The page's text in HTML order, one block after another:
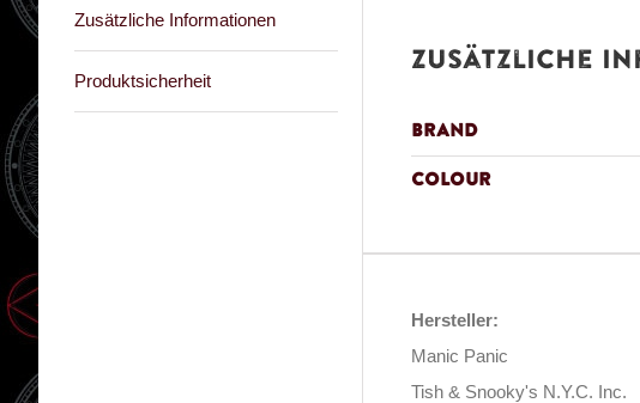
Zusätzliche Informationen
Produktsicherheit
Zusätzliche
Brand
Colour
Hersteller:
Manic Panic
Tish & Snooky's N.Y.C. Inc.